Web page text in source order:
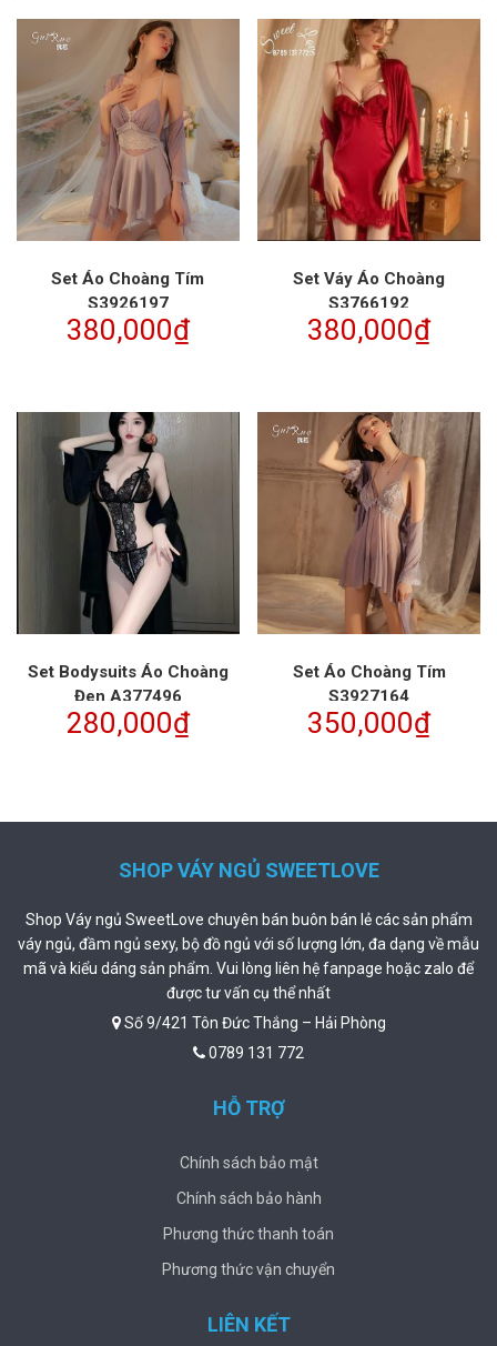
Set Áo Choàng Tím
S3926197
380,000₫
Set Váy Áo Choàng
S3766192
380,000₫
Set Bodysuits Áo Choàng
Đen A377496
280,000₫
Set Áo Choàng Tím
S3927164
350,000₫
SHOP VÁY NGỦ SWEETLOVE
Shop Váy ngủ SweetLove chuyên bán buôn bán lẻ các sản phẩm
váy ngủ, đầm ngủ sexy, bộ đồ ngủ với số lượng lớn, đa dạng về mẫu
mã và kiểu dáng sản phẩm. Vui lòng liên hệ fanpage hoặc zalo để
được tư vấn cụ thể nhất
Số 9/421 Tôn Đức Thắng – Hải Phòng
0789 131 772
HỖ TRỢ
Chính sách bảo mật
Chính sách bảo hành
Phương thức thanh toán
Phương thức vận chuyển
LIÊN KẾT